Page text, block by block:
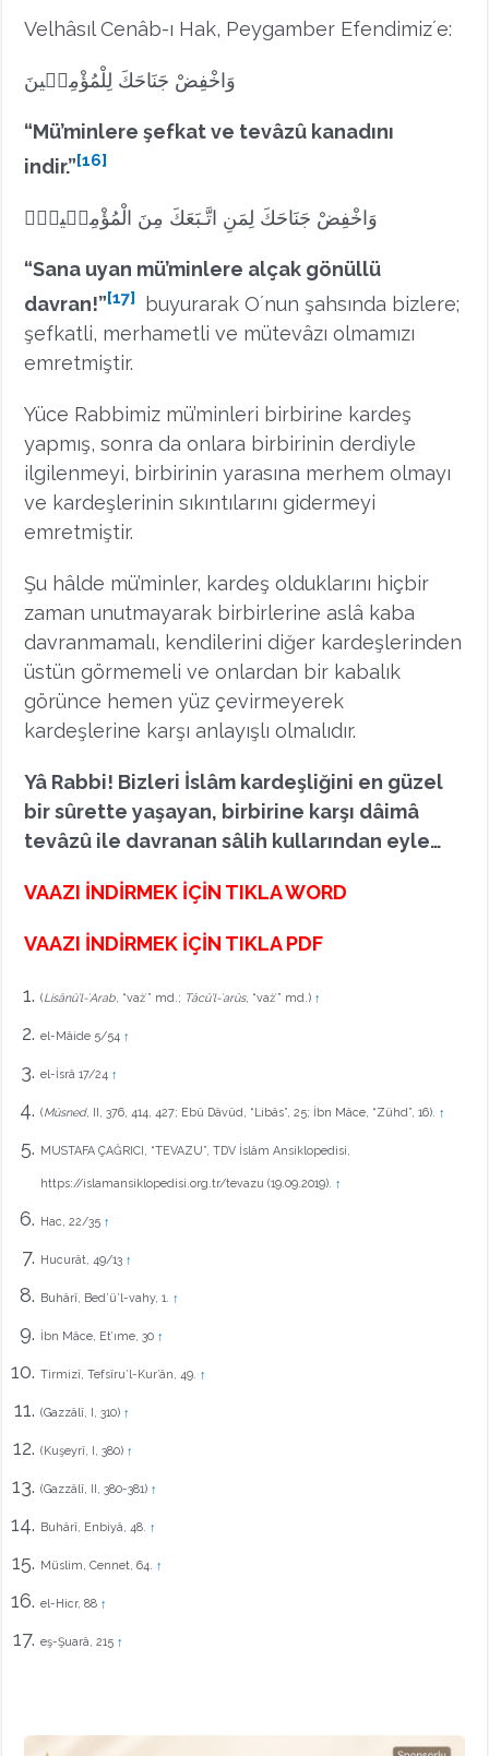
Velhâsıl Cenâb-ı Hak, Peygamber Efendimizʼe:
وَاخْفِضْ جَنَاحَكَ لِلْمُؤْمِن۪ينَ
“Mü’minlere şefkat ve tevâzû kanadını
indir.”[16]
وَاخْفِضْ جَنَاحَكَ لِمَنِ اتَّـبَعَكَ مِنَ الْمُؤْمِن۪ينَۚ
“Sana uyan mü’minlere alçak gönüllü
davran!”[17]
buyurarak Oʼnun şahsında bizlere;
şefkatli, merhametli ve mütevâzı olmamızı
emretmiştir.
Yüce Rabbimiz mü’minleri birbirine kardeş
yapmış, sonra da onlara birbirinin derdiyle
ilgilenmeyi, birbirinin yarasına merhem olmayı
ve kardeşlerinin sıkıntılarını gidermeyi
emretmiştir.
Şu hâlde mü’minler, kardeş olduklarını hiçbir
zaman unutmayarak birbirlerine aslâ kaba
davranmamalı, kendilerini diğer kardeşlerinden
üstün görmemeli ve onlardan bir kabalık
görünce hemen yüz çevirmeyerek
kardeşlerine karşı anlayışlı olmalıdır.
Yâ Rabbi! Bizleri İslâm kardeşliğini en güzel
bir sûrette yaşayan, birbirine karşı dâimâ
tevâzû ile davranan sâlih kullarından eyle…
VAAZI İNDİRMEK İÇİN TIKLA WORD
VAAZI İNDİRMEK İÇİN TIKLA PDF
(Lisânü’l-ʿArab , “vażʿ” md.; Tâcü’l-ʿarûs, “vażʿ” md.) ↑
el-Mâide 5/54 ↑
el-İsrâ 17/24 ↑
(Müsned, II, 376, 414, 427; Ebû Dâvûd, “Libâs”, 25; İbn Mâce, “Zühd”, 16). ↑
MUSTAFA ÇAĞRICI, “TEVAZU”, TDV İslâm Ansiklopedisi,
https://islamansiklopedisi.org.tr/tevazu (19.09.2019). ↑
Hac, 22/35 ↑
Hucurât, 49/13 ↑
Buhârî, Bed’ü’l-vahy, 1. ↑
İbn Mâce, Et’ıme, 30 ↑
Tirmizî, Tefsîru’l-Kur’ân, 49. ↑
(Gazzâlî, I, 310) ↑
(Kuşeyrî, I, 380) ↑
(Gazzâlî, II, 380-381) ↑
Buhârî, Enbiyâ, 48. ↑
Müslim, Cennet, 64. ↑
el-Hicr, 88 ↑
eş-Şuarâ, 215 ↑